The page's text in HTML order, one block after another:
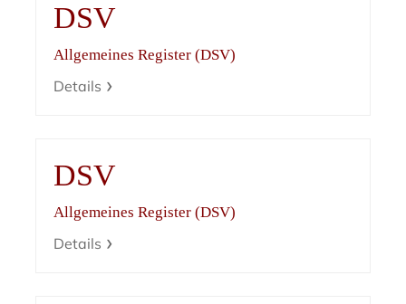
DSV
Allgemeines Register (DSV)
Details
DSV
Allgemeines Register (DSV)
Details